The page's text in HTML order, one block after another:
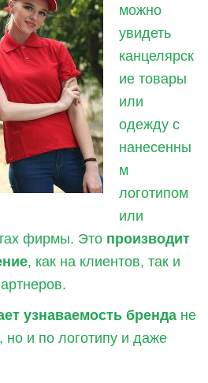
можно
увидеть
канцелярск
ие товары
или
одежду с
нанесенны
м
логотипом
или
фирмы. Это производит
, как на клиентов, так и
узнаваемость бренда не
но и по логотипу и даже